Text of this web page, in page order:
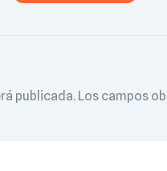
publicada. Los campos